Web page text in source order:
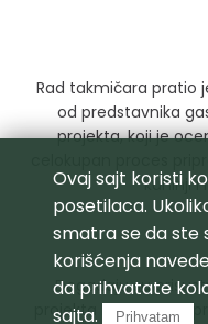
Rad takmičara pratio
od predstavnika
projekta, koji je
kuhinji i
Događaju su
projekta koji su imali
Ovaj sajt koristi
posetilaca.
smatra se da ste
korišćenja
da prihvatate
sajta.
Prihvatam